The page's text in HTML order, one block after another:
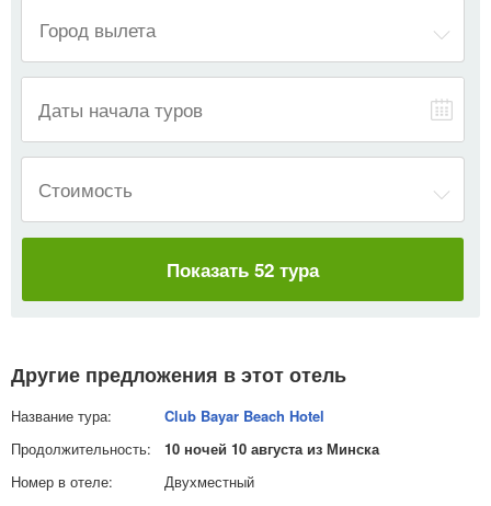
Даты начала туров
Стоимость
Показать 52 тура
Другие предложения в этот отель
Club Bayar Beach Hotel
10 ночей 10 августа из Минска
Двухместный